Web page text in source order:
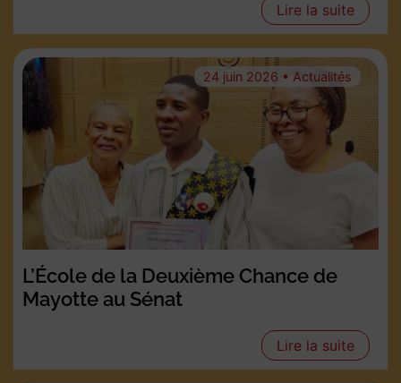
Lire la suite
24 juin 2026 • Actualités
L’École de la Deuxième Chance de
Mayotte au Sénat
Lire la suite